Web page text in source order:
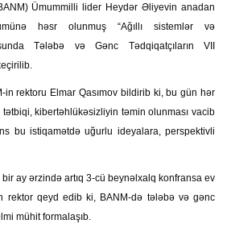
Ümummilli lider Heydər Əliyevin anadan
həsr olunmuş “Ağıllı sistemlər və
Tələbə və Gənc Tədqiqatçıların VII
in rektoru Elmar Qasımov bildirib ki, bu gün hər
tətbiqi, kibertəhlükəsizliyin təmin olunması vacib
bu istiqamətdə uğurlu ideyalara, perspektivli
bir ay ərzində artıq 3-cü beynəlxalq konfransa ev
rektor qeyd edib ki, BANM-də tələbə və gənc
mühit formalaşıb.